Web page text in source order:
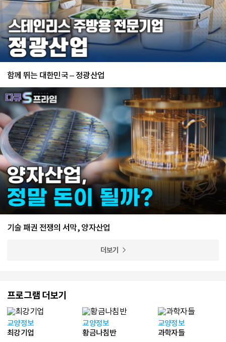
함께 뛰는 대한민국 – 정광산업
기술 패권 전쟁의 서막, 양자산업
더보기
프로그램 더보기
교양정보
최강기업
교양정보
황금나침반
교양정보
과학자들